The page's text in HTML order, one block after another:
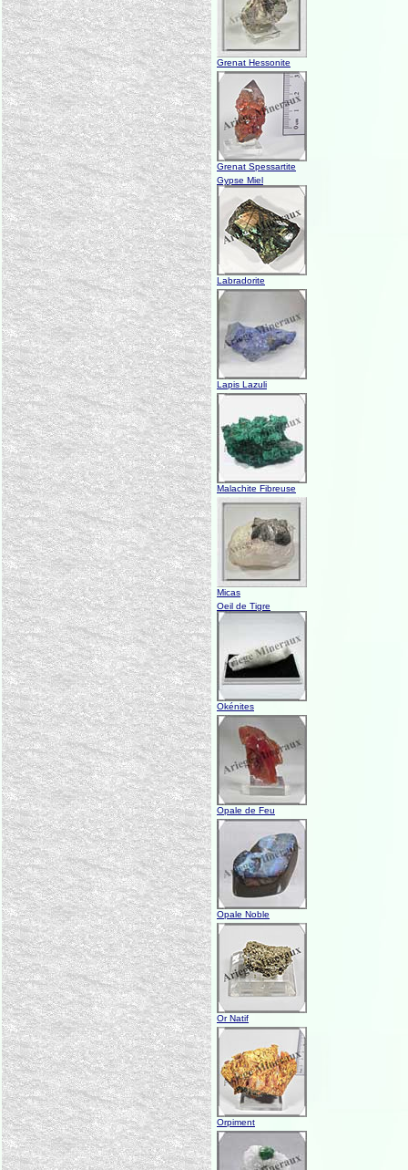
Grenat Hessonite
Grenat Spessartite
Gypse Miel
Labradorite
Lapis Lazuli
Malachite Fibreuse
Micas
Oeil de Tigre
Okénites
Opale de Feu
Opale Noble
Or Natif
Orpiment